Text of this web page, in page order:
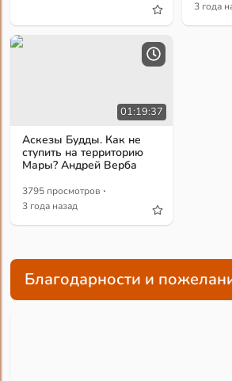
3 года
01:19:37
Аскезы Будды. Как не
ступить на территорию
Мары? Андрей Верба
3795 просмотров ·
3 года назад
Благодарности и